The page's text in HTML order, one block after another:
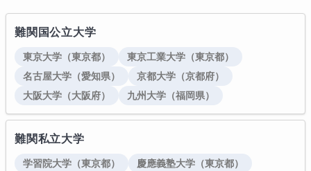
難関国公立大学
東京大学 （東京都） 東京工業大学 （東京都）
名古屋大学 （愛知県） 京都大学 （京都府）
大阪大学 （大阪府） 九州大学 （福岡県）
難関私立大学
学習院大学 （東京都） 慶應義塾大学 （東京都）